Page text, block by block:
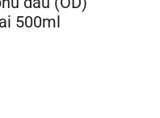
500ml